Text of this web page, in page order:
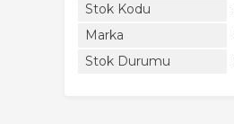
Stok Kodu
Marka
Stok Durumu